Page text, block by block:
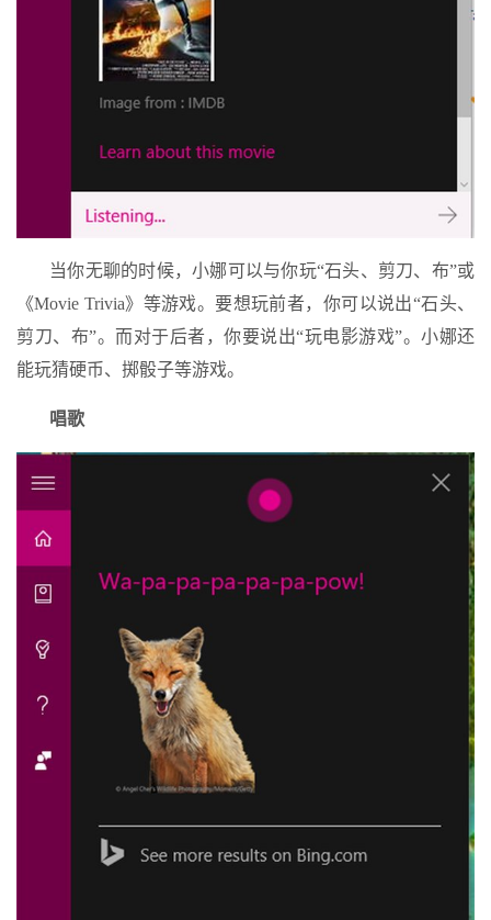
当你无聊的时候，小娜可以与你玩“石头、剪刀、布”或
《Movie Trivia》等游戏。要想玩前者，你可以说出“石头、
剪刀、布”。而对于后者，你要说出“玩电影游戏”。小娜还
能玩猜硬币、掷骰子等游戏。
唱歌